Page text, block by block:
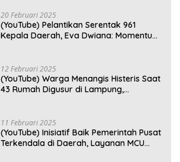
20 Februari 2025
(YouTube) Pelantikan Serentak 961
Kepala Daerah, Eva Dwiana: Momentum
12 Februari 2025
(YouTube) Warga Menangis Histeris Saat
43 Rumah Digusur di Lampung,
11 Februari 2025
(YouTube) Inisiatif Baik Pemerintah Pusat
Terkendala di Daerah, Layanan MCU